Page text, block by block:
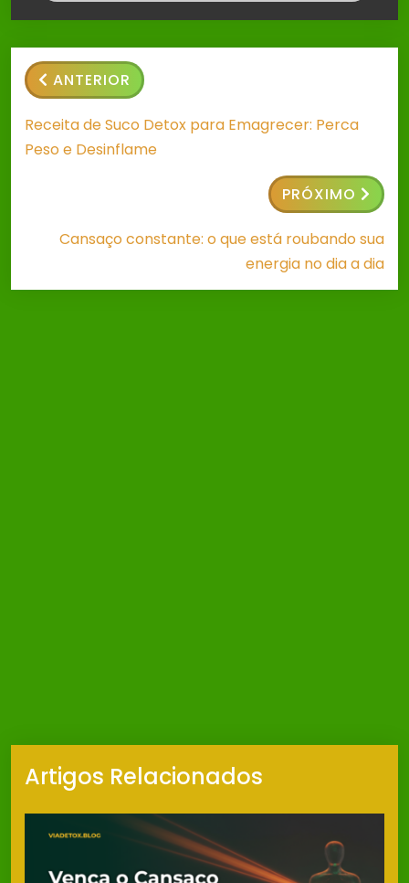
ANTERIOR
Receita de Suco Detox para Emagrecer: Perca
Peso e Desinflame
PRÓXIMO
Cansaço constante: o que está roubando sua
energia no dia a dia
Artigos Relacionados